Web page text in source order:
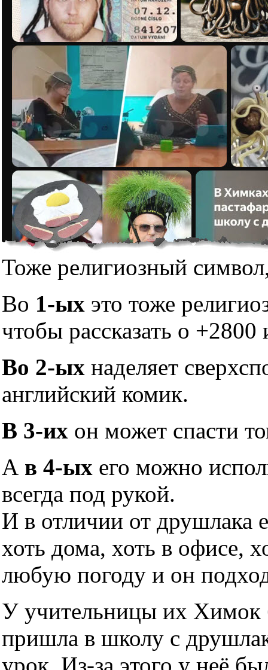
Тоже религиозный
Во 1-ых это тоже
чтобы рассказать о +2800
Во 2-ых наделяет
английский комик.
В 3-их он может спасти
А в 4-ых его можно
всегда под рукой.
И в отличии от друшлака
хоть дома, хоть в офисе,
любую погоду и он
У учительницы их Химок
пришла в школу с